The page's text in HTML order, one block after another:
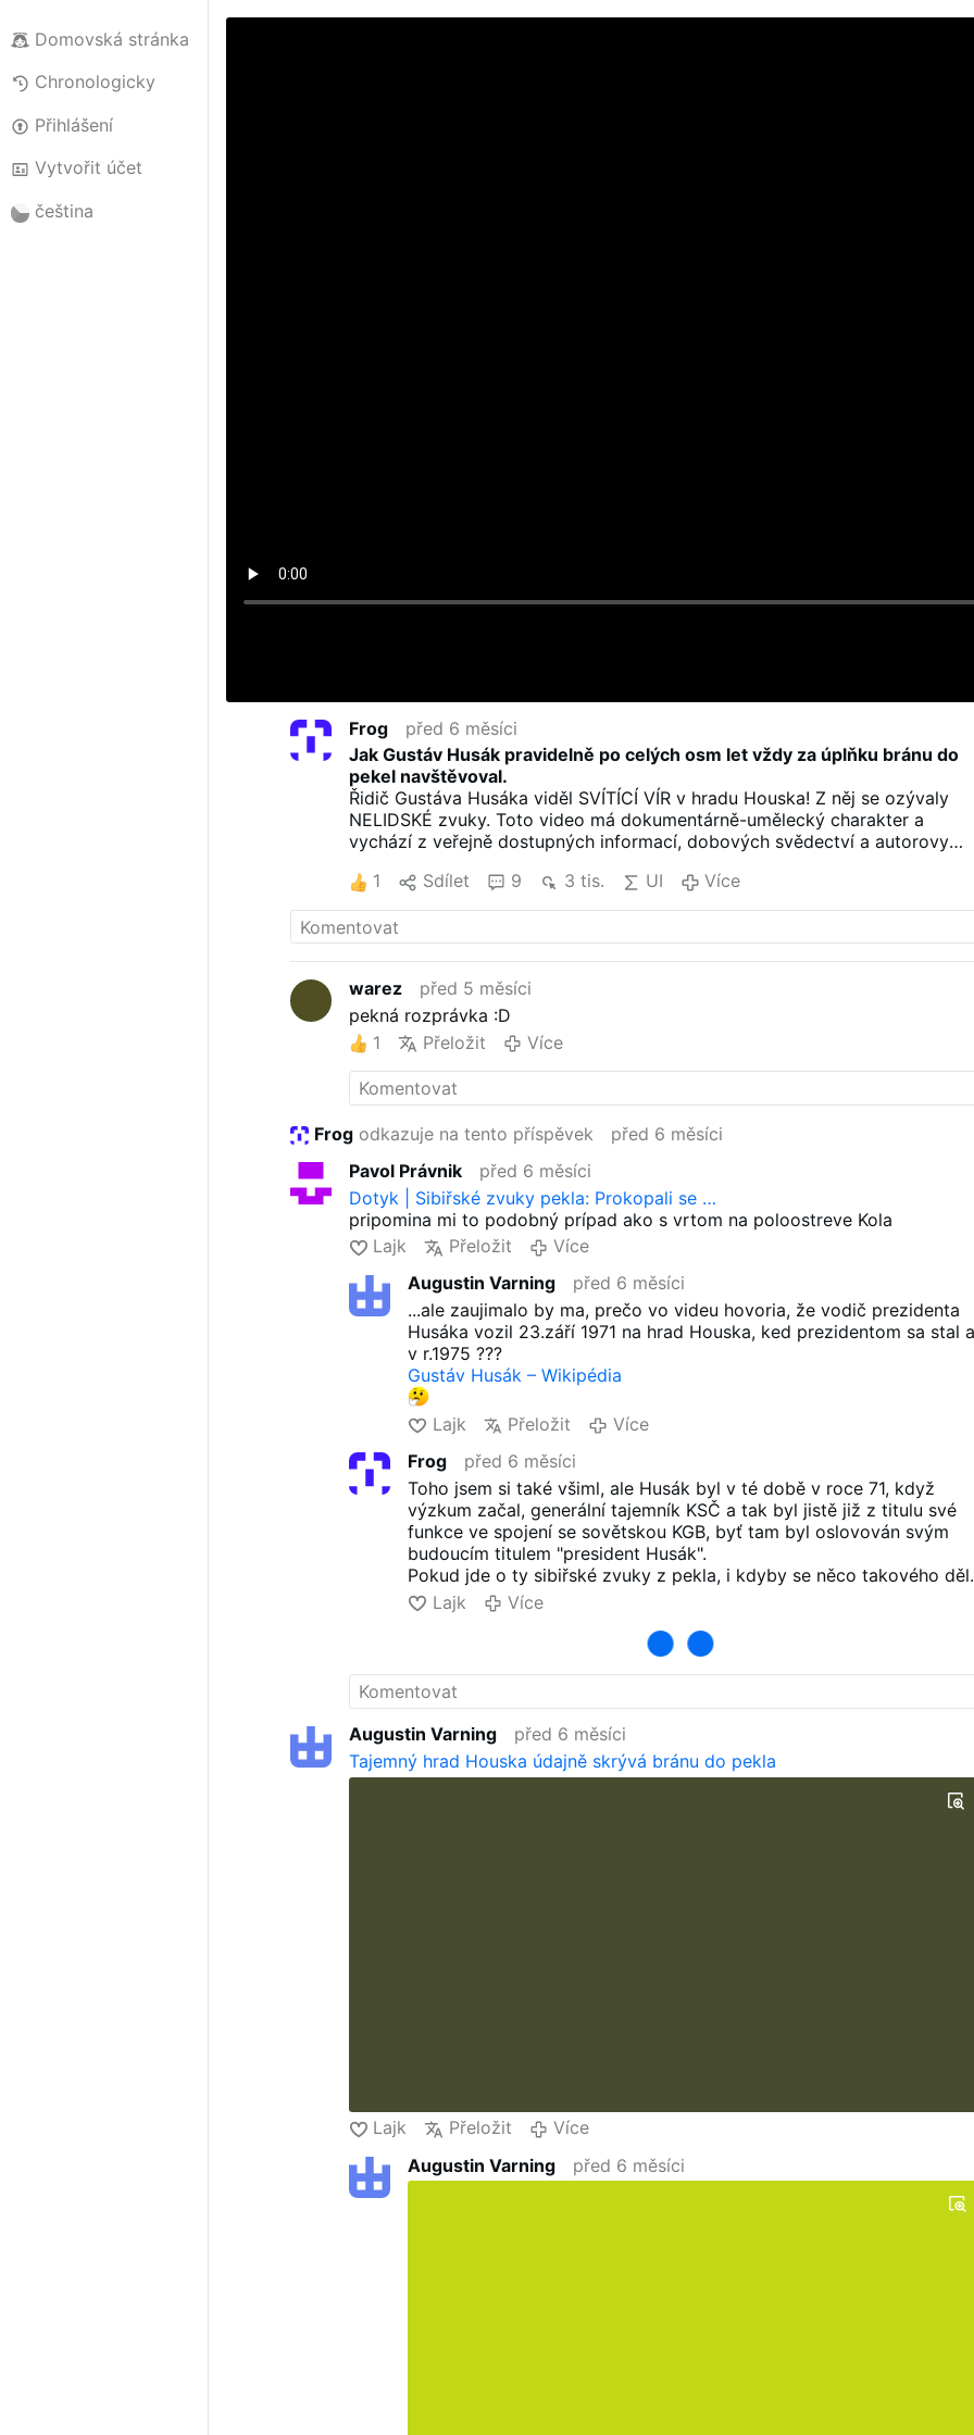
Domovská stránka
Chronologicky
Přihlášení
Vytvořit účet
čeština
Frog
před 6 měsíci
Jak Gustáv Husák pravidelně po celých osm let vždy za úplňku bránu do
pekel navštěvoval.
Řidič Gustáva Husáka viděl SVÍTÍCÍ VÍR v hradu Houska! Z něj se ozývaly
NELIDSKÉ zvuky. Toto video má dokumentárně-umělecký charakter a
vychází z veřejně dostupných informací, dobových svědectví a autorovy
rekonstrukce nebo dramatizace s cílem lépe přiblížit kontext dané doby.
Nahrávka pochází od stejného autora XI STORY jako příspěvek o svědectví
Jana Sokola o podvodném velvetu
Pre záujemcov: „VŠECHNO TO BYLO DIVADLO.“ Jan …
Pro sledování zahraničními účastníky jsem sem vložil EN,GE,RU titulky
stažené z YouTube.
Američani natočili před rokem o tomto tajemném hradu Houska
dokumentární film odvysílaný na Discovery, speciálně co se tam
za nacistické éry.
Secrets of the Nazi Occult
"Expedition X" Secrets of the Nazi Occult (TV …
Phil a Heather cestují do České republiky, aby prozkoumali hrad údajně
postavený nad nacistickým portálem do pekla. Prostřednictvím vědeckých
paranormálních experimentů tým hledá důkazy o zlověstné činnosti pod
hradní kaplí.
1 Sdílet 9 3 tis. UI Více
warez
před 5 měsíci
pekná rozprávka :D
1
Přeložit Více
Frog odkazuje na tento příspěvek
před 6 měsíci
Pavol Právnik
před 6 měsíci
Dotyk | Sibiřské zvuky pekla: Prokopali se …
pripomina mi to podobný prípad ako s vrtom na poloostreve Kola
Lajk
Přeložit
Více
Augustin Varning
před 6 měsíci
...ale zaujimalo by ma, prečo vo videu hovoria, že vodič prezidenta
Husáka vozil 23.září 1971 na hrad Houska, ked prezidentom sa stal
v r.1975 ???
Gustáv Husák – Wikipédia
Lajk Přeložit
Více
Frog
před 6 měsíci
Toho jsem si také všiml, ale Husák byl v té době v roce 71, když
výzkum začal, generální tajemník KSČ a tak byl jistě již z titulu své
funkce ve spojení se sovětskou KGB, byť tam byl oslovován svým
budoucím titulem "president Husák".
Pokud jde o ty sibiřské zvuky z pekla, i kdyby se něco takového
bylo by to za totality v přísném utajení, stejně jako ten výzkum na
hradě Houska. O tom jsme tehdy vůbec nevěděli. Naše noviny by o
tom psát rozhodně nemohly, a ani ze západního vysílání jsem nikdy
nic o tom neslyšel. To se provalilo až po létech, když konečně mohli
promluvit svědci, kteří tehdy museli mlčet. Divné je, že zmínka o
ruských vrtech do pekel se jako první objevila v roce 1989 v
novinách "Jewels of Jericho", vydávanými mesiánskými Židy v
Kalifornii.
Well to Hell - Wikipedia
To rozhodně nevypadá věrohodně. Tady by byly potřebné výpovědi
ruských svědků, přítomných u těch vrtů, jestli se vůbec někdy sami
Lajk Více
Augustin Varning
před 6 měsíci
Tajemný hrad Houska údajně skrývá bránu do pekla
Lajk Přeložit
Více
Augustin Varning
před 6 měsíci